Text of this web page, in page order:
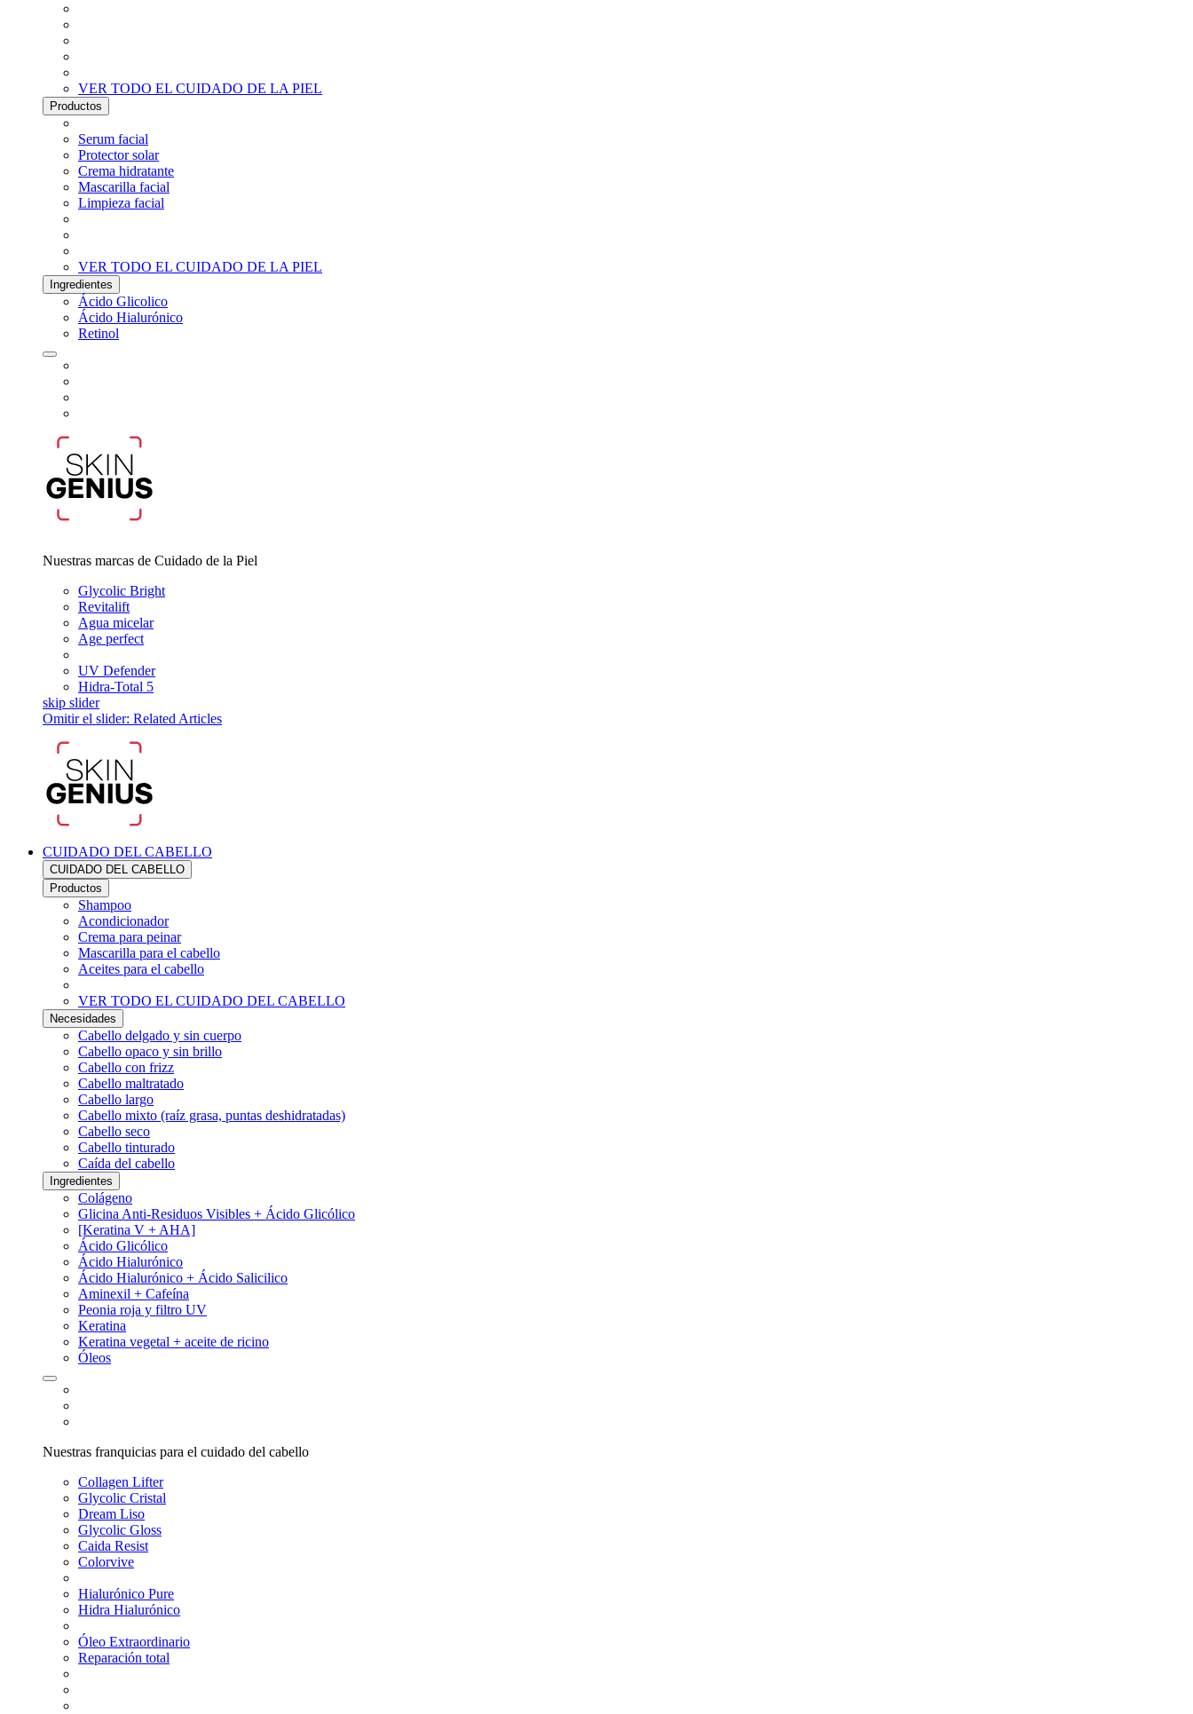
VER TODO EL CUIDADO DE LA PIEL
Productos
Serum facial
Protector solar
Crema hidratante
Mascarilla facial
Limpieza facial
VER TODO EL CUIDADO DE LA PIEL
Ingredientes
Ácido Glicolico
Ácido Hialurónico
Retinol
Nuestras marcas de Cuidado de la Piel
Glycolic Bright
Revitalift
Agua micelar
Age perfect
UV Defender
Hidra-Total 5
skip slider
Omitir el slider: Related Articles
CUIDADO DEL CABELLO
CUIDADO DEL CABELLO
Productos
Shampoo
Acondicionador
Crema para peinar
Mascarilla para el cabello
Aceites para el cabello
VER TODO EL CUIDADO DEL CABELLO
Necesidades
Cabello delgado y sin cuerpo
Cabello opaco y sin brillo
Cabello con frizz
Cabello maltratado
Cabello largo
Cabello mixto (raíz grasa, puntas deshidratadas)
Cabello seco
Cabello tinturado
Caída del cabello
Ingredientes
Colágeno
Glicina Anti-Residuos Visibles + Ácido Glicólico
[Keratina V + AHA]
Ácido Glicólico
Ácido Hialurónico
Ácido Hialurónico + Ácido Salicilico
Aminexil + Cafeína
Peonia roja y filtro UV
Keratina
Keratina vegetal + aceite de ricino
Óleos
Nuestras franquicias para el cuidado del cabello
Collagen Lifter
Glycolic Cristal
Dream Liso
Glycolic Gloss
Caida Resist
Colorvive
Hialurónico Pure
Hidra Hialurónico
Óleo Extraordinario
Reparación total